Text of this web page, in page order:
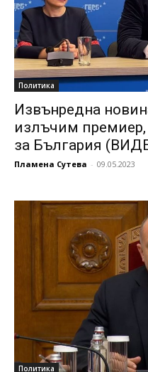
Политика
Извънредна
излъчим
за България
Пламена Сутева - 09.05.2023
Политика